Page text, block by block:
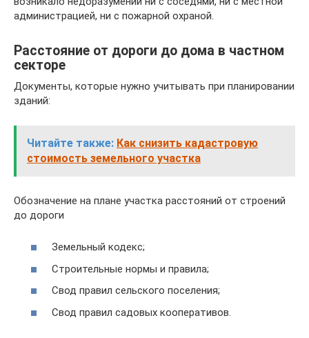
администрацией, ни с пожарной охраной.
Расстояние от дороги до дома в частном
секторе
Документы, которые нужно учитывать при планировании
зданий:
Читайте также: Как снизить кадастровую
стоимость земельного участка
Обозначение на плане участка расстояний от строений
до дороги
Земельный кодекс;
Строительные нормы и правила;
Свод правил сельского поселения;
Свод правил садовых кооперативов.